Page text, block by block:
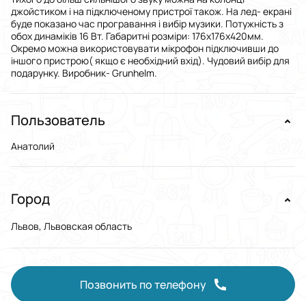
джойстиком і на підключеному пристрої також. На лед- екрані
буде показано час програвання і вибір музики. Потужність з
обох динаміків 16 Вт. Габаритні розміри: 176х176х420мм.
Окремо можна використовувати мікрофон підключивши до
іншого пристрою( якщо є необхідний вхід). Чудовий вибір для
подарунку. Виробник- Grunhelm.
Пользователь
Анатолий
Город
Львов, Львовская область
Позвонить по телефону